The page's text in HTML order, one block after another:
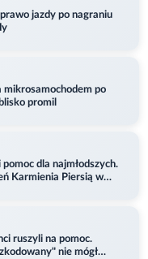
jazdy po nagraniu
mikrosamochodem po
promil
dla najmłodszych.
Karmienia Piersią w
ruszyli na pomoc.
nie mógł